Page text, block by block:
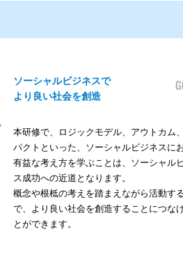
ソーシャルビジネスで
より良い社会を創造
本研修で、ロジックモデル、アウトカム
パクトといった、ソーシャルビジネスに
有益な考え方を学ぶことは、ソーシャル
ス成功への近道となります。
概念や根柢の考えを踏まえながら活動す
で、より良い社会を創造することにつな
とができます。